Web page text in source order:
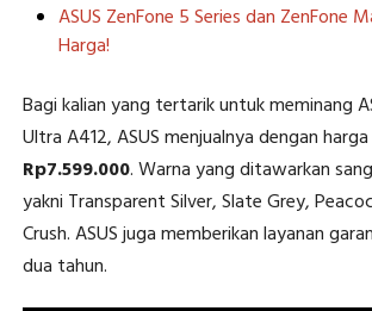
ASUS ZenFone 5 Series dan ZenFone
Harga!
Bagi kalian yang tertarik untuk meminang
Ultra A412, ASUS menjualnya dengan
Rp7.599.000. Warna yang ditawarkan
yakni Transparent Silver, Slate Grey,
Crush. ASUS juga memberikan layanan
dua tahun.